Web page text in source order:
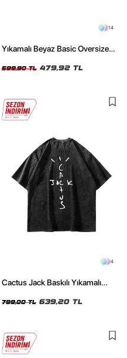
14
Yıkamalı Beyaz Basic Oversize
599,90 TL 479,92 TL
4
Cactus Jack Baskılı Yıkamalı
799,00 TL 639,20 TL